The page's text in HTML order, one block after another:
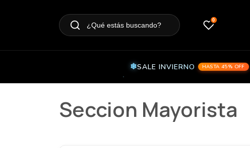
¿Qué estás buscando?
0
SALE INVIERNO HASTA 45% OFF
Seccion Mayorista